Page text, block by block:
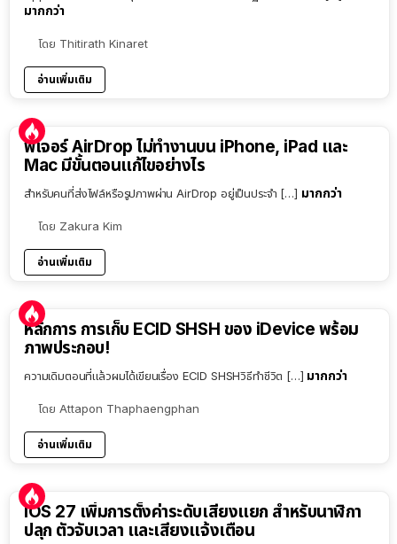
มากกว่า
โดย Thitirath Kinaret
อ่านเพิ่มเติม
ฟีเจอร์ AirDrop ไม่ทำงานบน iPhone, iPad และ
Mac มีขั้นตอนแก้ไขอย่างไร
สำหรับคนที่ส่งไฟล์หรือรูปภาพผ่าน AirDrop อยู่เป็นประจำ […] มากกว่า
โดย Zakura Kim
อ่านเพิ่มเติม
หลักการ การเก็บ ECID SHSH ของ iDevice พร้อม
ภาพประกอบ!
ความเดิมตอนที่แล้วผมได้เขียนเรื่อง ECID SHSHวิธีทำชีวิต […] มากกว่า
โดย Attapon Thaphaengphan
อ่านเพิ่มเติม
iOS 27 เพิ่มการตั้งค่าระดับเสียงแยก สำหรับนาฬิกา
ปลุก ตัวจับเวลา และเสียงแจ้งเตือน